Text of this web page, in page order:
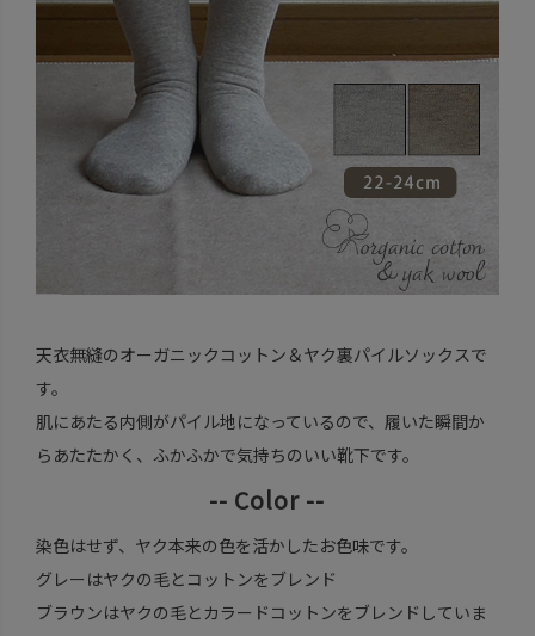
天衣無縫のオーガニックコットン＆ヤク裏パイルソックスで
す。
肌にあたる内側がパイル地になっているので、履いた瞬間か
らあたたかく、ふかふかで気持ちのいい靴下です。
-- Color --
染色はせず、ヤク本来の色を活かしたお色味です。
グレーはヤクの毛とコットンをブレンド
ブラウンはヤクの毛とカラードコットンをブレンドしていま